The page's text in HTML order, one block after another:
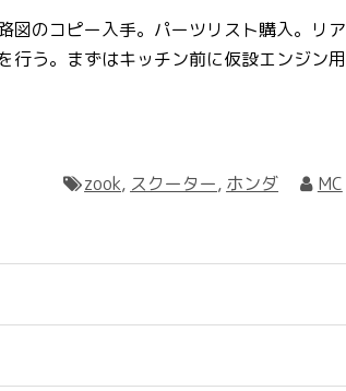
図のコピー入手。パーツリスト購入。リア
行う。まずはキッチン前に仮設エンジン用
zook, スクーター, ホンダ MC